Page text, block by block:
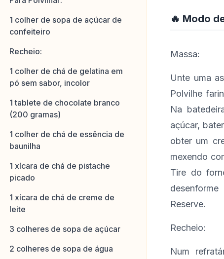
1 colher de sopa de açúcar de
confeiteiro
Recheio:
1 colher de chá de gelatina em
pó sem sabor, incolor
1 tablete de chocolate branco
(200 gramas)
1 colher de chá de essência de
baunilha
1 xícara de chá de pistache
picado
1 xícara de chá de creme de
leite
3 colheres de sopa de açúcar
2 colheres de sopa de água
🔥 Modo
Massa:
Unte uma
Polvilhe
Na
açúcar,
obter um
mexendo
Tire do
Reserve.
Recheio:
Num